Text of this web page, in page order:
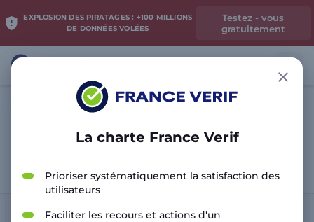
EXPLOSION DES PIRATAGES : +100 MILLIONS
DE DONNÉES VOLÉES
Testez - vous
gratuitement
Analyser le site
La charte France Verif
Prioriser systématiquement la satisfaction des
utilisateurs
Faciliter les recours et actions d'un